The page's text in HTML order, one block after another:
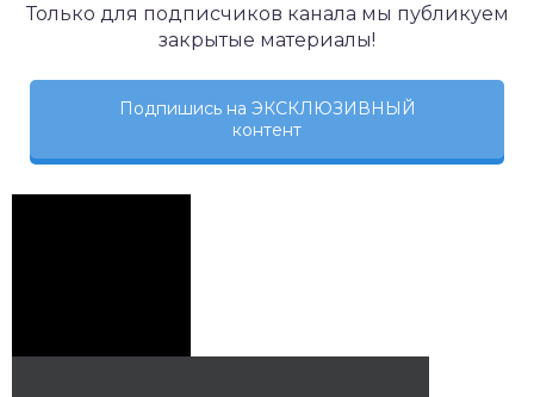
Только для подписчиков канала мы публикуем
закрытые материалы!
Подпишись на ЭКСКЛЮЗИВНЫЙ
контент